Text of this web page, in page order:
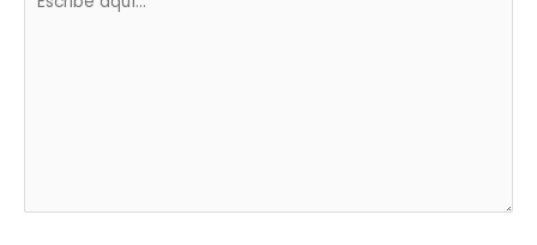
aquí...